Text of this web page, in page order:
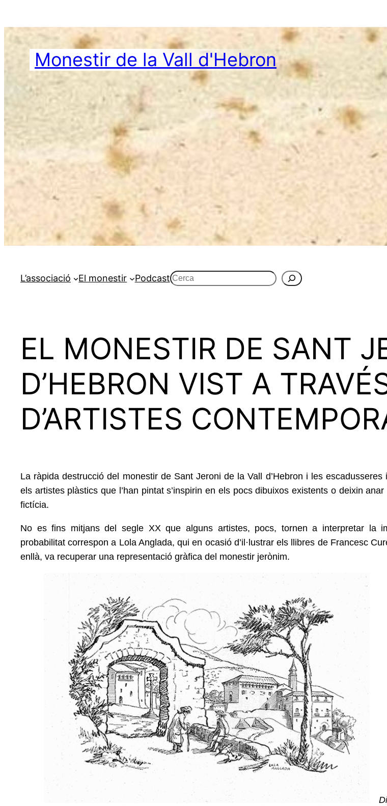
al
contingut
Monestir de la Vall d'Hebron
L’associació El monestir PodcastCerca
EL MONESTIR DE SANT
D’HEBRON VIST A
D’ARTISTES
La ràpida destrucció del monestir de Sant Jeroni de la Vall d’Hebron i lesescadusseres
els artistes plàstics que l’han pintat s’inspirin en els pocs dibuixos existents o deixin anar
fictícia.
No es fins mitjans del segle XX que alguns artistes, pocs, tornen a interpretar la
probabilitatcorrespon a Lola Anglada, qui en ocasió d’il·lustrar els llibres de Francesc
enllà, va recuperar una representació gràfica del monestir jerònim.